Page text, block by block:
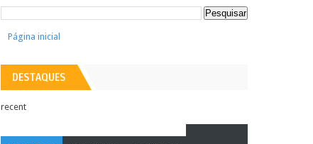
Página inicial
DESTAQUES
recent